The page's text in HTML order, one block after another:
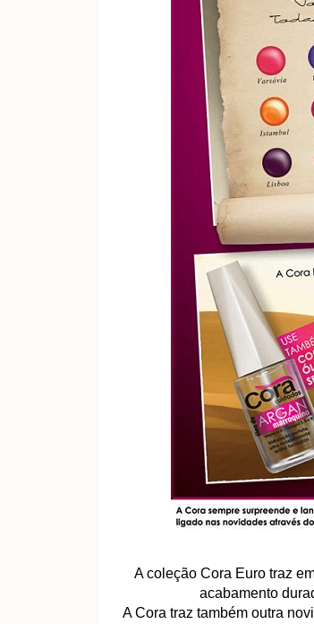
A coleção Cora Euro traz
acabamento
A Cora traz também outra